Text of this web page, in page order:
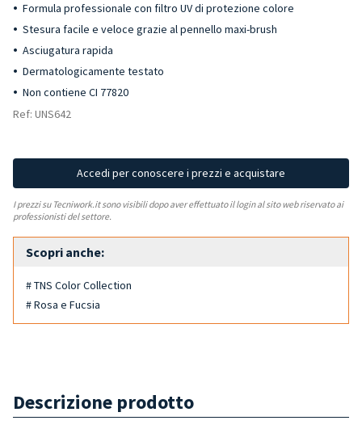
Formula professionale con filtro UV di protezione colore
Stesura facile e veloce grazie al pennello maxi-brush
Asciugatura rapida
Dermatologicamente testato
Non contiene CI 77820
Ref: UNS642
Accedi per conoscere i prezzi e acquistare
I prezzi su Tecniwork.it sono visibili dopo aver effettuato il login al sito web riservato ai
professionisti del settore.
Scopri anche:
# TNS Color Collection
# Rosa e Fucsia
Descrizione prodotto